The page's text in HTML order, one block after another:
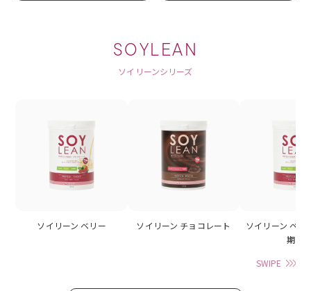
SOYLEAN
ソイリーンシリーズ
ソイリーン ベリー ソイリーン チョコレート
ソイリーン ベリ
期】
SWIPE